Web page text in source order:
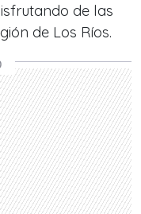
de las
de Los Ríos.